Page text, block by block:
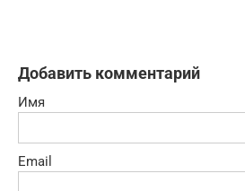
Добавить комментарий
Имя
Email